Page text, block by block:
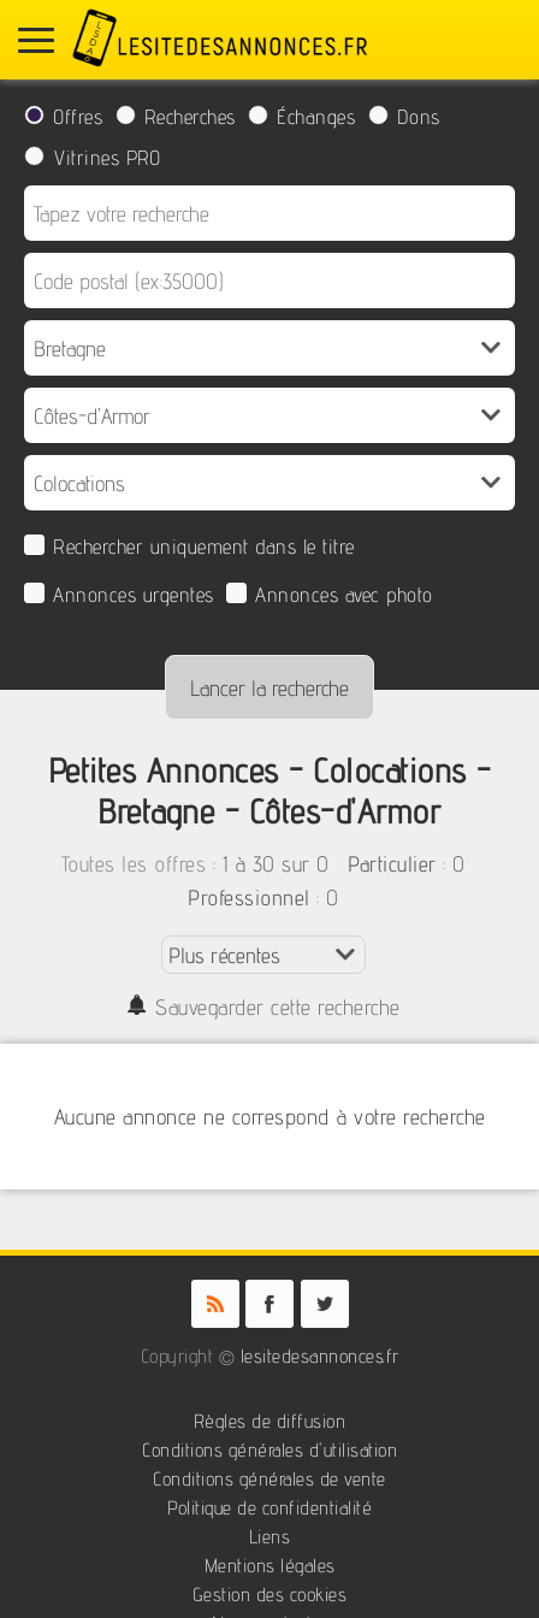
Offres Recherches Échanges
Dons
Vitrines PRO
Rechercher uniquement dans le titre
Annonces urgentes
Annonces avec photo
Petites Annonces - Colocations -
Bretagne - Côtes-d'Armor
Toutes les offres : 1 à 30 sur 0 Particulier : 0
Professionnel : 0
Sauvegarder cette recherche
Aucune annonce ne correspond à votre recherche
Copyright © lesitedesannonces.fr
Règles de diffusion
Conditions générales d'utilisation
Conditions générales de vente
Politique de confidentialité
Liens
Mentions légales
Gestion des cookies